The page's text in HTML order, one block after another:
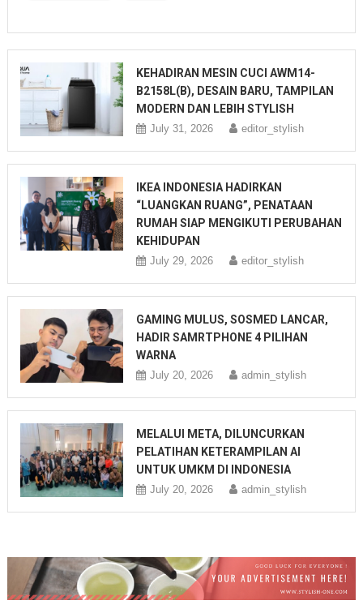
KEHADIRAN MESIN CUCI AWM14-
B2158L(B), DESAIN BARU, TAMPILAN
MODERN DAN LEBIH STYLISH
July 31, 2026 editor_stylish
IKEA INDONESIA HADIRKAN
“LUANGKAN RUANG”, PENATAAN
RUMAH SIAP MENGIKUTI PERUBAHAN
KEHIDUPAN
July 29, 2026 editor_stylish
GAMING MULUS, SOSMED LANCAR,
HADIR SAMRTPHONE 4 PILIHAN
WARNA
July 20, 2026 admin_stylish
MELALUI META, DILUNCURKAN
PELATIHAN KETERAMPILAN AI
UNTUK UMKM DI INDONESIA
July 20, 2026 admin_stylish